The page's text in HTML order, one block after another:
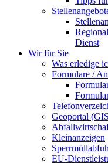
Dienst
Wir für Sie
Was erledige
Formulare /
Geoportal
Kleinanzeigen
EU-